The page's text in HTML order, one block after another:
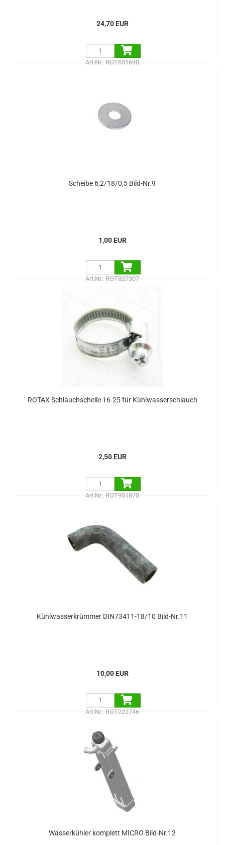
24,70 EUR
Art.Nr.: ROT651690
Scheibe 6,2/18/0,5 Bild-Nr.9
1,00 EUR
Art.Nr.: ROT827307
ROTAX Schlauchschelle 16-25 für Kühlwasserschlauch
2,50 EUR
Art.Nr.: ROT951870
Kühlwasserkrümmer DIN73411-18/10 Bild-Nr.11
10,00 EUR
Art.Nr.: ROT222746
Wasserkühler komplett MICRO Bild-Nr.12